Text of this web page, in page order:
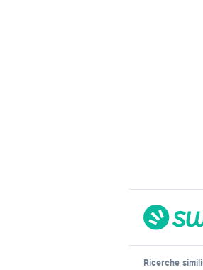
Ricerche simili